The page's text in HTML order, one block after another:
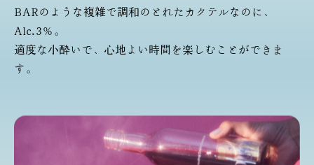
BARのような複雑で調和のとれたカクテルなのに、
Alc.3％。
適度な小酔いで、心地よい時間を楽しむことができま
す。